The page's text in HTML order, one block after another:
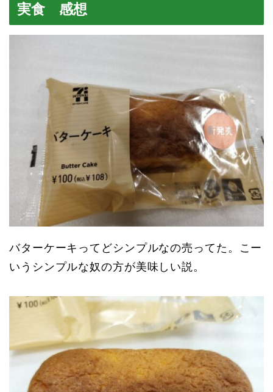
実食 感想
バターケーキってどシンプルなの売ってた。こー
いうシンプルな奴の方が美味しい説。